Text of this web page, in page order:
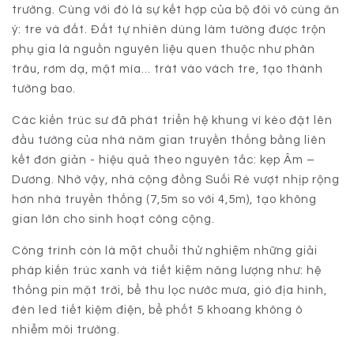
trường. Cùng với đó là sự kết hợp của bộ đôi vô cùng ăn
ý: tre và đất. Đất tự nhiên dùng làm tường được trộn
phụ gia là nguồn nguyên liệu quen thuộc như phân
trâu, rơm dạ, mật mía... trát vào vách tre, tạo thành
tường bao.
Các kiến trúc sư đã phát triển hệ khung vì kèo đặt lên
đầu tường của nhà năm gian truyền thống bằng liên
kết đơn giản - hiệu quả theo nguyên tắc: kẹp Âm –
Dương. Nhờ vậy, nhà cộng đồng Suối Rè vượt nhịp rộng
hơn nhà truyền thống (7,5m so với 4,5m), tạo không
gian lớn cho sinh hoạt công cộng.
Công trình còn là một chuỗi thử nghiệm những giải
pháp kiến trúc xanh và tiết kiệm năng lượng như: hệ
thống pin mặt trời, bể thu lọc nước mưa, gió địa hình,
đèn led tiết kiệm điện, bể phốt 5 khoang không ô
nhiễm môi trường.